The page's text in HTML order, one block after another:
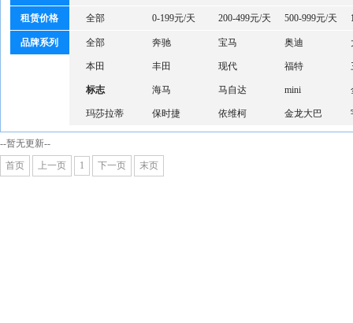
租赁价格 全部 0-199元/天 200-499元/天 500-999元/天
品牌系列 全部 奔驰 宝马 奥迪
本田 丰田 现代 福特
标志 海马 马自达 mini
玛莎拉蒂 保时捷 依维柯 金龙大巴
--暂无更新--
首页
上一页 1 下一页 末页